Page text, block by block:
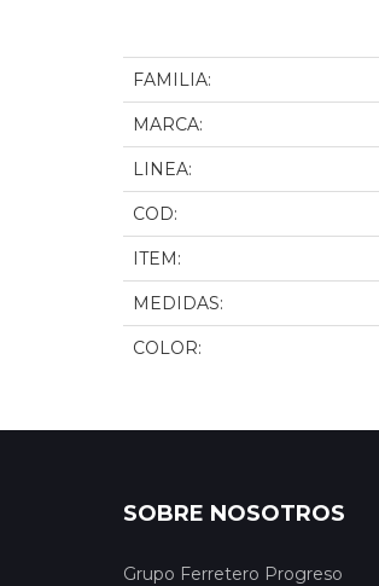
FAMILIA:
MARCA:
LINEA:
COD:
ITEM:
MEDIDAS:
COLOR:
SOBRE NOSOTROS
Grupo Ferretero Progreso